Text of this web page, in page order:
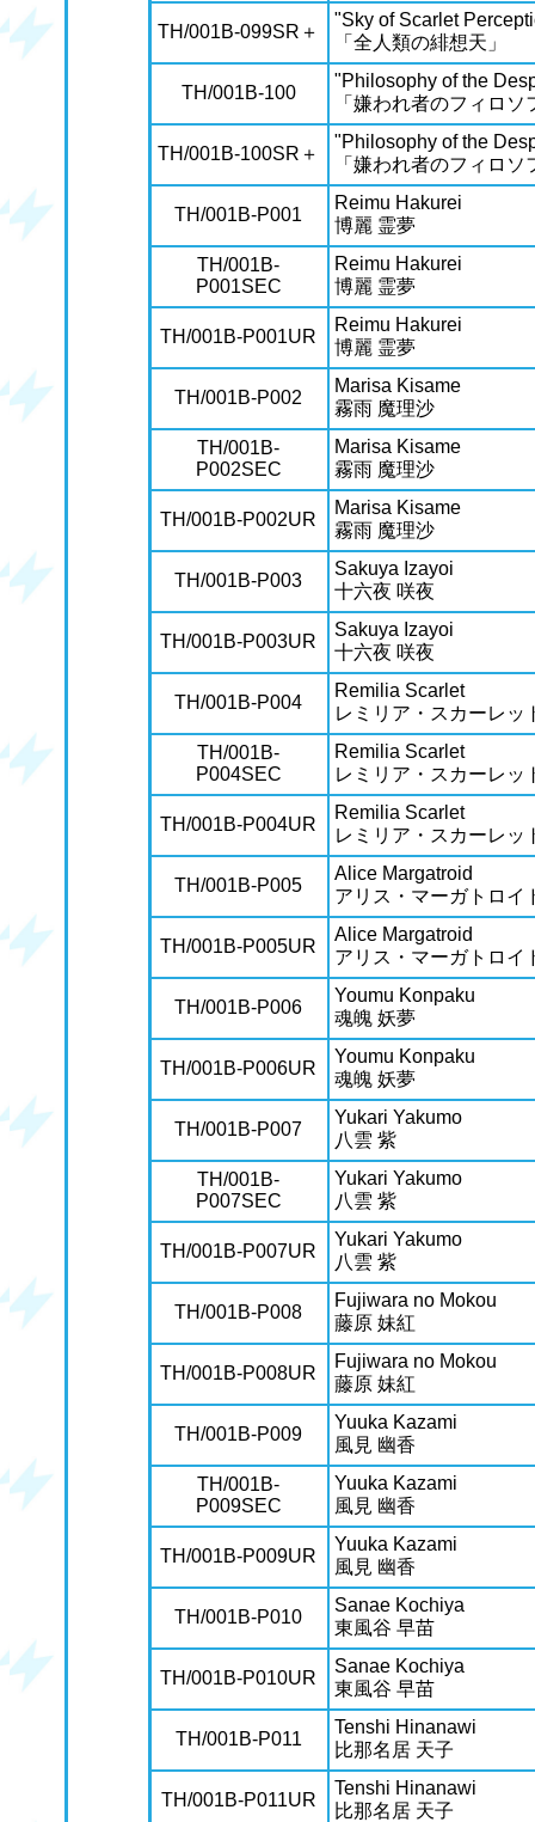
TH/001B-099SR＋
"Sky of Scarlet
「全人類の緋想天」
TH/001B-100
"Philosophy of the
「嫌われ者のフィロソ
TH/001B-100SR＋
"Philosophy of the
「嫌われ者のフィロソ
TH/001B-P001
Reimu Hakurei
博麗 霊夢
TH/001B-
P001SEC
Reimu Hakurei
博麗 霊夢
TH/001B-P001UR
Reimu Hakurei
博麗 霊夢
TH/001B-P002
Marisa Kisame
霧雨 魔理沙
TH/001B-
P002SEC
Marisa Kisame
霧雨 魔理沙
TH/001B-P002UR
Marisa Kisame
霧雨 魔理沙
TH/001B-P003
Sakuya Izayoi
十六夜 咲夜
TH/001B-P003UR
Sakuya Izayoi
十六夜 咲夜
TH/001B-P004
Remilia Scarlet
レミリア・スカーレッ
TH/001B-
P004SEC
Remilia Scarlet
レミリア・スカーレッ
TH/001B-P004UR
Remilia Scarlet
レミリア・スカーレッ
TH/001B-P005
Alice Margatroid
アリス・マーガトロイ
TH/001B-P005UR
Alice Margatroid
アリス・マーガトロイ
TH/001B-P006
Youmu Konpaku
魂魄 妖夢
TH/001B-P006UR
Youmu Konpaku
魂魄 妖夢
TH/001B-P007
Yukari Yakumo
八雲 紫
TH/001B-
P007SEC
Yukari Yakumo
八雲 紫
TH/001B-P007UR
Yukari Yakumo
八雲 紫
TH/001B-P008
Fujiwara no Mokou
藤原 妹紅
TH/001B-P008UR
Fujiwara no Mokou
藤原 妹紅
TH/001B-P009
Yuuka Kazami
風見 幽香
TH/001B-
P009SEC
Yuuka Kazami
風見 幽香
TH/001B-P009UR
Yuuka Kazami
風見 幽香
TH/001B-P010
Sanae Kochiya
東風谷 早苗
TH/001B-P010UR
Sanae Kochiya
東風谷 早苗
TH/001B-P011
Tenshi Hinanawi
比那名居 天子
TH/001B-P011UR
Tenshi Hinanawi
比那名居 天子